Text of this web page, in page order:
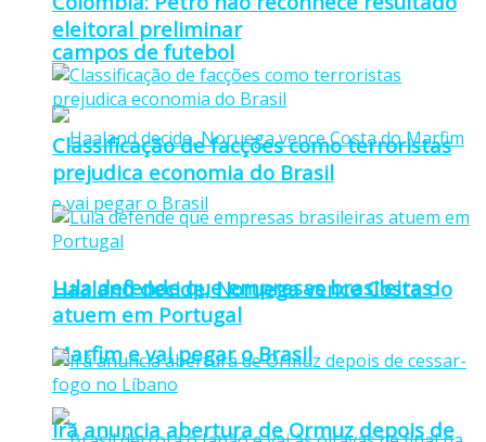
campos de futebol
Haaland decide, Noruega vence Costa do
Marfim e vai pegar o Brasil
eleitoral preliminar
Classificação de facções como terroristas
prejudica economia do Brasil
Lula defende que empresas brasileiras
atuem em Portugal
Irã anuncia abertura de Ormuz depois de